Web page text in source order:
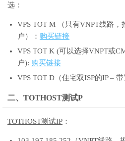
选：
VPS TOT M （只有VNPT线路，
户）： 购买链接
VPS TOT K (可以选择VNPT或
户): 购买链接
VPS TOT D（住宅双ISP的IP – 带
二、TOTHOST测试P
TOTHOST测试IP ：